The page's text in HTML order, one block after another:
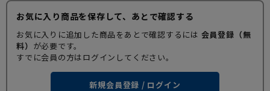
お気に入り商品を保存して、あとで確認する
お気に入りに追加した商品をあとで確認するには 会員登録（無
料） が必要です。
すでに会員の方はログインしてください。
新規会員登録 / ログイン